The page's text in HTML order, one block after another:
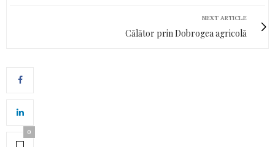
NEXT ARTICLE
Călător prin Dobrogea agricolă
0